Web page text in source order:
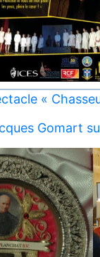
«
Gomart